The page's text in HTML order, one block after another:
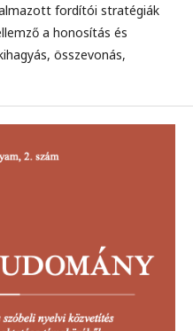
fordítói stratégiák
a honosítás és
összevonás,